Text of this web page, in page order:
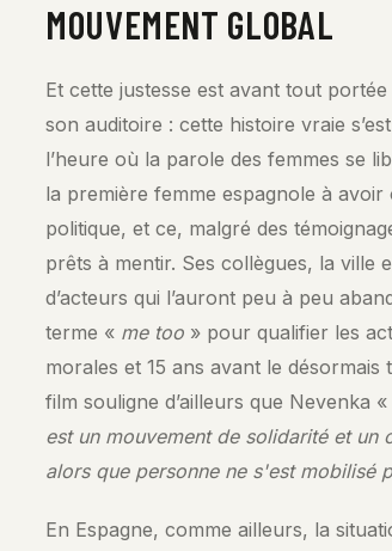
MOUVEMENT GLOBAL
Et cette justesse est avant tout
son auditoire : cette histoire vraie
l’heure où la parole des femmes se
la première femme espagnole à
politique, et ce, malgré des
prêts à mentir. Ses collègues, la ville
d’acteurs qui l’auront peu à peu
terme « me too » pour qualifier les
morales et 15 ans avant le
film souligne d’ailleurs que Nevenka «
est un mouvement de solidarité et un
alors que personne ne s'est mobilisé
En Espagne, comme ailleurs, la